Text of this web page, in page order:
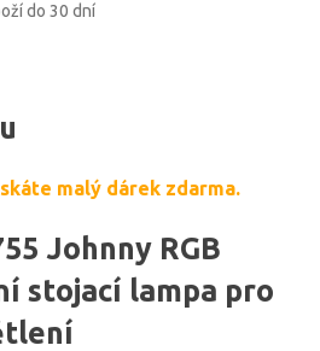
do 30 dní
malý dárek zdarma.
Johnny RGB
stojací lampa pro